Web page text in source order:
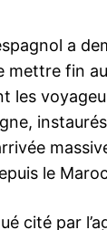
MAINTENANT